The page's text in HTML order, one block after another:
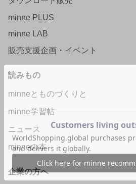
minne PLUS
minne LAB
販売支援企画・イベント
読みもの
minneとものづくりと
minne学習帖
ニュース
minneの本
企業の方へ